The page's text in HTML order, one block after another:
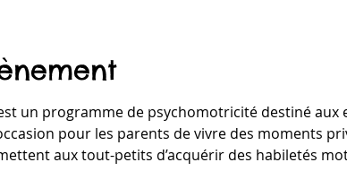
un programme de psychomotricité destiné aux
pour les parents de vivre des moments
aux tout-petits d’acquérir des habiletés